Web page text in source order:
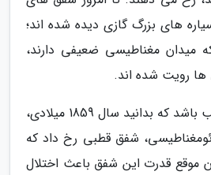
های بزرگ گازی دیده شده اند؛
میدان مغناطیسی ضعیفی دارند،
رویت شده اند.
شاید برای شما هم جالب باشد که بدانید سال 1859 میلادی،
شفق قطبی رخ داد که
آن موقع قدرت این شفق باعث اختلال